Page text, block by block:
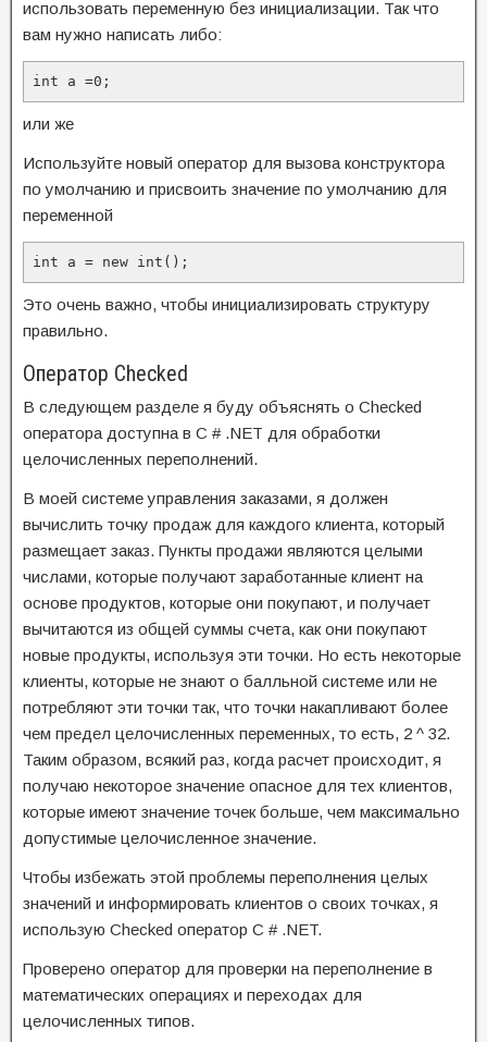
использовать переменную без инициализации. Так что
вам нужно написать либо:
int a =0;
или же
Используйте новый оператор для вызова конструктора
по умолчанию и присвоить значение по умолчанию для
переменной
int a = new int ();
Это очень важно, чтобы инициализировать структуру
правильно.
Оператор Checked
В следующем разделе я буду объяснять о Checked
оператора доступна в C # .NET для обработки
целочисленных переполнений.
В моей системе управления заказами, я должен
вычислить точку продаж для каждого клиента, который
размещает заказ. Пункты продажи являются целыми
числами, которые получают заработанные клиент на
основе продуктов, которые они покупают, и получает
вычитаются из общей суммы счета, как они покупают
новые продукты, используя эти точки. Но есть некоторые
клиенты, которые не знают о балльной системе или не
потребляют эти точки так, что точки накапливают более
чем предел целочисленных переменных, то есть, 2 ^ 32.
Таким образом, всякий раз, когда расчет происходит, я
получаю некоторое значение опасное для тех клиентов,
которые имеют значение точек больше, чем максимально
допустимые целочисленное значение.
Чтобы избежать этой проблемы переполнения целых
значений и информировать клиентов о своих точках, я
использую Checked оператор C # .NET.
Проверено оператор для проверки на переполнение в
математических операциях и переходах для
целочисленных типов.